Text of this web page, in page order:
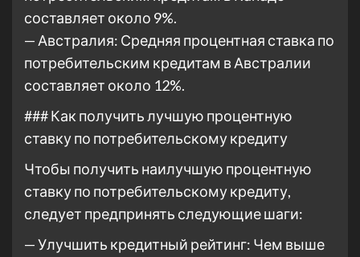
составляет около 9%.
— Австралия: Средняя процентная ставка по
потребительским кредитам в Австралии
составляет около 12%.
### Как получить лучшую процентную
ставку по потребительскому кредиту
Чтобы получить наилучшую процентную
ставку по потребительскому кредиту,
следует предпринять следующие шаги:
— Улучшить кредитный рейтинг: Чем выше